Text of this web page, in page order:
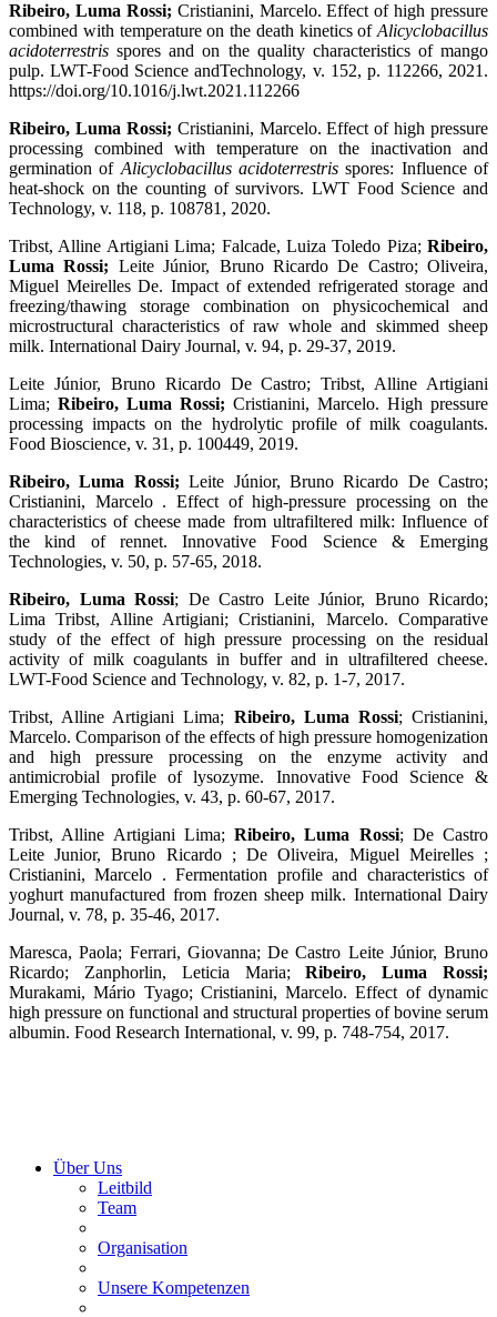
Ribeiro, Luma Rossi; Cristianini, Marcelo. Effect of high pressure
combined with temperature on the death kinetics ofAlicyclobacillus
acidoterrestris spores and on the quality characteristics of mango
pulp. LWT-Food Science andTechnology, v. 152, p. 112266, 2021.
https://doi.org/10.1016/j.lwt.2021.112266
Ribeiro, Luma Rossi; Cristianini, Marcelo. Effect of high pressure
processing combined with temperature on the inactivation and
germination ofAlicyclobacillus acidoterrestris spores: Influence of
heat-shock on the counting of survivors. LWT Food Science and
Technology, v. 118, p. 108781, 2020.
Tribst, Alline Artigiani Lima; Falcade, Luiza Toledo Piza; Ribeiro,
Luma Rossi; Leite Júnior, Bruno Ricardo De Castro; Oliveira,
Miguel Meirelles De. Impact of extended refrigerated storage and
freezing/thawing storage combination on physicochemical and
microstructural characteristics of raw whole and skimmed sheep
milk. International Dairy Journal, v. 94, p. 29-37, 2019.
Leite Júnior, Bruno Ricardo De Castro; Tribst, Alline Artigiani
Lima; Ribeiro, Luma Rossi; Cristianini, Marcelo. High pressure
processing impacts on the hydrolytic profile of milk coagulants.
Food Bioscience, v. 31, p. 100449, 2019.
Ribeiro, Luma Rossi; Leite Júnior, Bruno Ricardo De Castro;
Cristianini, Marcelo . Effect of high-pressure processing on the
characteristics of cheese made from ultrafiltered milk: Influence of
the kind of rennet. Innovative Food Science & Emerging
Technologies, v. 50, p. 57-65, 2018.
Ribeiro, Luma Rossi; De Castro Leite Júnior, Bruno Ricardo;
Lima Tribst, Alline Artigiani; Cristianini, Marcelo. Comparative
study of the effect of high pressure processing on the residual
activity of milk coagulants in buffer and in ultrafiltered cheese.
LWT-Food Science and Technology, v. 82, p. 1-7, 2017.
Tribst, Alline Artigiani Lima; Ribeiro, Luma Rossi; Cristianini,
Marcelo. Comparison of the effects of high pressure homogenization
and high pressure processing on the enzyme activity and
antimicrobial profile of lysozyme. Innovative Food Science &
Emerging Technologies, v. 43, p. 60-67, 2017.
Tribst, Alline Artigiani Lima; Ribeiro, Luma Rossi; De Castro
Leite Junior, Bruno Ricardo ; De Oliveira, Miguel Meirelles ;
Cristianini, Marcelo . Fermentation profile and characteristics of
yoghurt manufactured from frozen sheep milk. International Dairy
Journal, v. 78, p. 35-46, 2017.
Maresca, Paola; Ferrari, Giovanna; De Castro Leite Júnior, Bruno
Ricardo; Zanphorlin, Leticia Maria;Ribeiro, Luma Rossi;
Murakami, Mário Tyago; Cristianini, Marcelo. Effect of dynamic
high pressure on functional and structural properties of bovine serum
albumin. Food Research International, v. 99, p. 748-754, 2017.
Über Uns
Leitbild
Team
Organisation
Unsere Kompetenzen